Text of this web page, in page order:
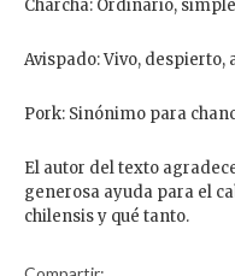
Charcha: Ordinario,
Avispado: Vivo, despierto,
Pork: Sinónimo para
El autor del texto
generosa ayuda para el
chilensis y qué tanto.